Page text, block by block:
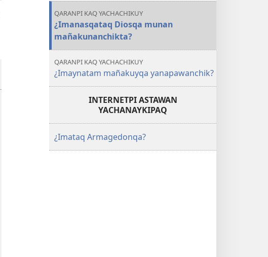
QARANPI KAQ YACHACHIKUY
¿Imanasqataq Diosqa munan
mañakunanchikta?
QARANPI KAQ YACHACHIKUY
¿Imaynatam mañakuyqa yanapawanchik?
INTERNETPI ASTAWAN
YACHANAYKIPAQ
¿Imataq Armagedonqa?